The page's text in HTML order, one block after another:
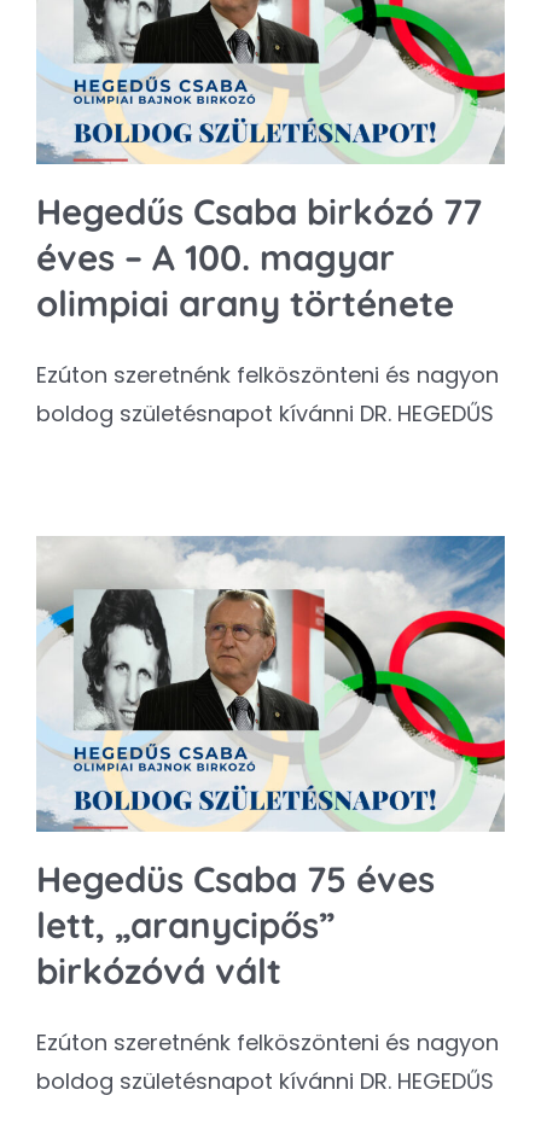
Kapcsolat
SEARCH
Hegedűs Csaba birkózó 77
éves – A 100. magyar
olimpiai arany története
Ezúton szeretnénk felköszönteni és nagyon
boldog születésnapot kívánni DR. HEGEDŰS
Hegedüs Csaba 75 éves
lett, „aranycipős”
birkózóvá vált
Ezúton szeretnénk felköszönteni és nagyon
boldog születésnapot kívánni DR. HEGEDŰS